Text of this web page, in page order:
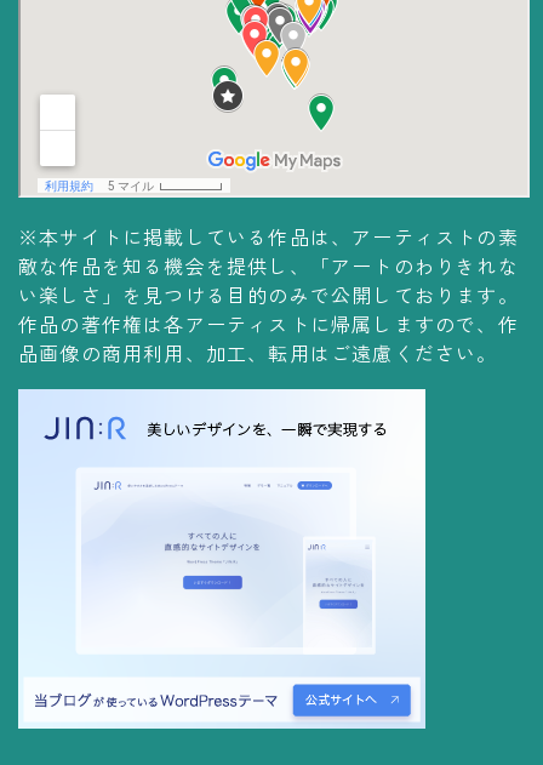
買う
アイテム・サービス
コレクションの仕方
Yoshiteru Collection
飾る
飾り方
保管方法
※本サイトに掲載している作品は、アーティストの素
敵な作品を知る機会を提供し、「アートのわりきれな
い楽しさ」を見つける目的のみで公開しております。
作品の著作権は各アーティストに帰属しますので、作
品画像の商用利用、加工、転用はご遠慮ください。